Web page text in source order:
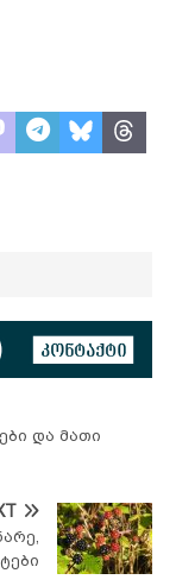
და მათი